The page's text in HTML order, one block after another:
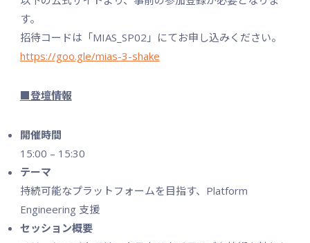
す。
招待コードは「MIAS_SP02」にてお申し込みください。
https://goo.gle/mias-3-shake
■登壇情報
開催時間
15:00 – 15:30
テーマ
持続可能なプラットフォームを目指す、Platform
Engineering 支援
セッション概要